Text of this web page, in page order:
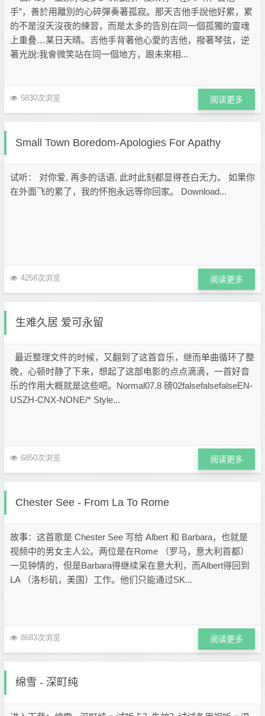
手”，善於用離別的心碎彈奏著孤寂。那天吉他手說他好累，累
的不是沒天沒夜的練習，而是太多的告別在同一個孤獨的靈魂
上重叠…某日天晴。吉他手背著他心愛的吉他，撥著琴弦，逆
著光說:我會微笑站在同一個地方，跟未來相...
5830次浏览 阅读更多
Small Town Boredom-Apologies For Apathy
试听： 对你爱, 再多的话语, 此时此刻都显得苍白无力。 如果你
在外面飞的累了，我的怀抱永远等你回家。 Download...
4258次浏览 阅读更多
生难久居 爱可永留
最近整理文件的时候，又翻到了这首音乐，继而单曲循环了整
晚，心顿时静了下来，想起了这部电影的点点滴滴，一首好音
乐的作用大概就是这些吧。Normal07.8 磅02falsefalsefalseEN-
USZH-CNX-NONE/* Style...
6850次浏览 阅读更多
Chester See - From La To Rome
故事：这首歌是 Chester See 写给 Albert 和 Barbara，也就是
视频中的男女主人公。两位是在Rome （罗马，意大利首都）
一见钟情的，但是Barbara得继续呆在意大利，而Albert得回到
LA （洛杉矶，美国）工作。他们只能通过SK...
8683次浏览 阅读更多
绵雪 - 深町纯